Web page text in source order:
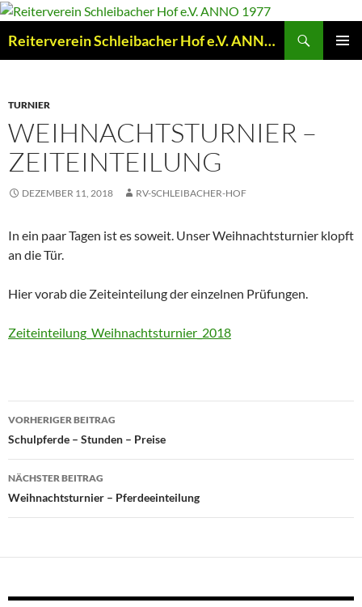
Zum
springen
Reiterverein Schleibacher Hof e.V. ANNO 1977
TURNIER
WEIHNACHTSTURNIER –
ZEITEINTEILUNG
DEZEMBER 11, 2018 RV-SCHLEIBACHER-HOF
In ein paar Tagen ist es soweit. Unser Weihnachtsturnier klopft
an die Tür.
Hier vorab die Zeiteinteilung der einzelnen Prüfungen.
Zeiteinteilung_Weihnachtsturnier_2018
Beitragsnavigation
VORHERIGER BEITRAG
Schulpferde – Stunden – Preise
NÄCHSTER BEITRAG
Weihnachtsturnier – Pferdeeinteilung